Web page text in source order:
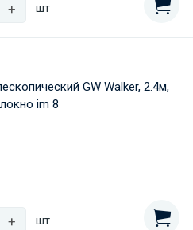
+ шт
GW Walker, 2.4м,
im 8
+ шт